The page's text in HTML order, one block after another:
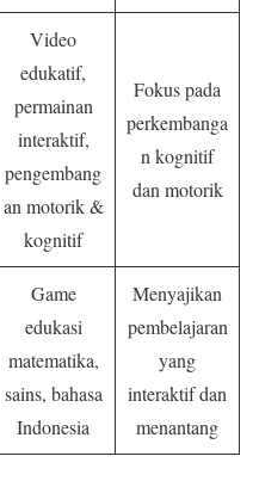
Video
edukatif,
permainan
interaktif,
pengembang
an motorik &
kognitif
Fokus pada
perkembanga
n kognitif
dan motorik
Game
edukasi
matematika,
sains, bahasa
Indonesia
Menyajikan
pembelajaran
yang
interaktif dan
menantang